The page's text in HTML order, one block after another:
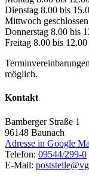
Dienstag 8.00 bis
Mittwoch geschlossen
Donnerstag 8.00 bis
Freitag 8.00 bis
möglich.
Kontakt
Bamberger Straße 1
96148 Baunach
Adresse in Google
Telefon: 09544/299-0
E-Mail: